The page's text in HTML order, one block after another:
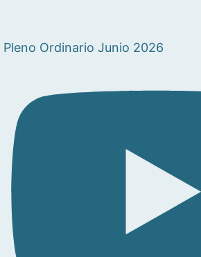
Pleno Ordinario Junio 2026